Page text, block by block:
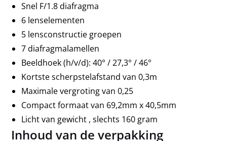
Snel F/1.8 diafragma
6 lenselementen
5 lensconstructie groepen
7 diafragmalamellen
Beeldhoek (h/v/d): 40° / 27,3° / 46°
Kortste scherpstelafstand van 0,3m
Maximale vergroting van 0,25
Compact formaat van 69,2mm x 40,5mm
Licht van gewicht , slechts 160 gram
Inhoud van de verpakking